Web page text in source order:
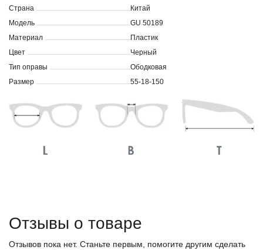
Страна
Китай
Модель
GU 50189
Материал
Пластик
Цвет
Черный
Тип оправы
Ободковая
Размер
55-18-150
Отзывы о товаре
Отзывов пока нет. Станьте первым, помогите другим сделать